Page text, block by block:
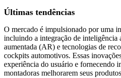
Últimas tendências
O mercado é impulsionado por uma
incluindo a integração de
aumentada (AR) e tecnologias de
cockpits automotivos. Essas
experiência do usuário e fornecendo
montadoras melhorarem seus